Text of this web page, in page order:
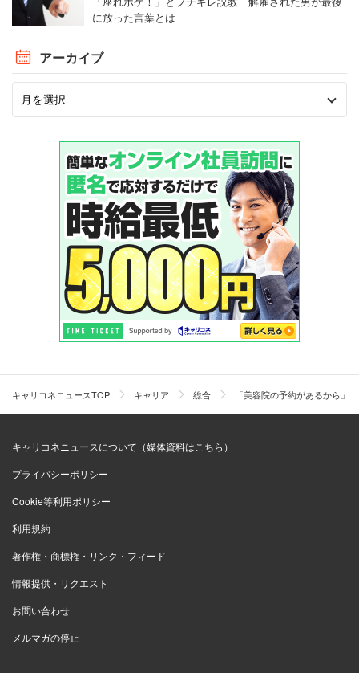
に放った言葉とは
アーカイブ
キャリコネニュースTOP キャリア 総合 「美容院の予約があるから
キャリコネニュースについて（媒体資料はこちら）
プライバシーポリシー
Cookie等利用ポリシー
利用規約
著作権・商標権・リンク・フィード
情報提供・リクエスト
お問い合わせ
メルマガの停止